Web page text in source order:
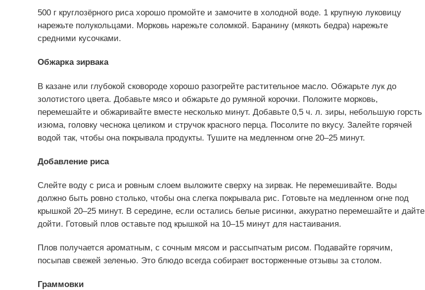
500 г круглозёрного риса хорошо промойте и замочите в холодной воде. 1 крупную луковицу
нарежьте полукольцами. Морковь нарежьте соломкой. Баранину (мякоть бедра) нарежьте
средними кусочками.
Обжарка зирвака
В казане или глубокой сковороде хорошо разогрейте растительное масло. Обжарьте лук до
золотистого цвета. Добавьте мясо и обжарьте до румяной корочки. Положите морковь,
перемешайте и обжаривайте вместе несколько минут. Добавьте 0,5 ч. л. зиры, небольшую горсть
изюма, головку чеснока целиком и стручок красного перца. Посолите по вкусу. Залейте горячей
водой так, чтобы она покрывала продукты. Тушите на медленном огне 20–25 минут.
Добавление риса
Слейте воду с риса и ровным слоем выложите сверху на зирвак. Не перемешивайте. Воды
должно быть ровно столько, чтобы она слегка покрывала рис. Готовьте на медленном огне под
крышкой 20–25 минут. В середине, если остались белые рисинки, аккуратно перемешайте и дайте
дойти. Готовый плов оставьте под крышкой на 10–15 минут для настаивания.
Плов получается ароматным, с сочным мясом и рассыпчатым рисом. Подавайте горячим,
посыпав свежей зеленью. Это блюдо всегда собирает восторженные отзывы за столом.
Граммовки